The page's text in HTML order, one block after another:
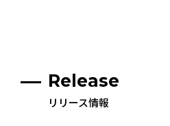
Release
リリース情報